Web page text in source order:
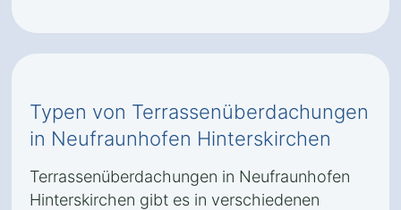
Typen von Terrassenüberdachungen
in Neufraunhofen Hinterskirchen
Terrassenüberdachungen in Neufraunhofen
Hinterskirchen gibt es in verschiedenen